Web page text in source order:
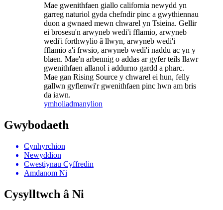
Mae gwenithfaen giallo california newydd yn
garreg naturiol gyda chefndir pinc a gwythiennau
duon a gwnaed mewn chwarel yn Tsieina. Gellir
ei brosesu'n arwyneb wedi'i fflamio, arwyneb
wedi'i forthwylio â llwyn, arwyneb wedi'i
fflamio a'i frwsio, arwyneb wedi'i naddu ac yn y
blaen. Mae'n arbennig o addas ar gyfer teils llawr
gwenithfaen allanol i addurno gardd a pharc.
Mae gan Rising Source y chwarel ei hun, felly
gallwn gyflenwi'r gwenithfaen pinc hwn am bris
da iawn.
ymholiadmanylion
Gwybodaeth
Cynhyrchion
Newyddion
Cwestiynau Cyffredin
Amdanom Ni
Cysylltwch â Ni